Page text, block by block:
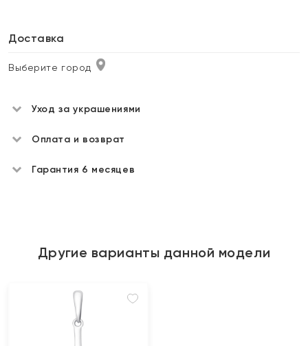
Доставка
Выберите город
Уход за украшениями
Оплата и возврат
Гарантия 6 месяцев
Другие варианты данной модели